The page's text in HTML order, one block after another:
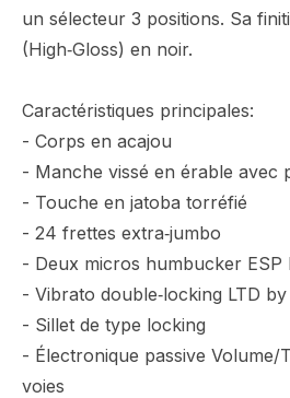
un sélecteur 3 positions. Sa
(High‑Gloss) en noir.
Caractéristiques principales:
- Corps en acajou
- Manche vissé en érable avec
- Touche en jatoba torréfié
- 24 frettes extra‑jumbo
- Deux micros humbucker ESP
- Vibrato double‑locking LTD
- Sillet de type locking
- Électronique passive Volume/
voies